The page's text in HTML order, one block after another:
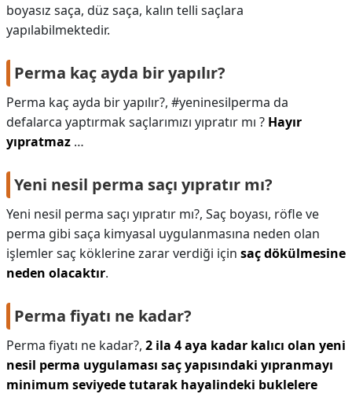
boyasız saça, düz saça, kalın telli saçlara
yapılabilmektedir.
Perma kaç ayda bir yapılır?
Perma kaç ayda bir yapılır?, #yeninesilperma da
defalarca yaptırmak saçlarımızı yıpratır mı ? Hayır
yıpratmaz …
Yeni nesil perma saçı yıpratır mı?
Yeni nesil perma saçı yıpratır mı?, Saç boyası, röfle ve
perma gibi saça kimyasal uygulanmasına neden olan
işlemler saç köklerine zarar verdiği için saç dökülmesine
neden olacaktır.
Perma fiyatı ne kadar?
Perma fiyatı ne kadar?, 2 ila 4 aya kadar kalıcı olan yeni
nesil perma uygulaması saç yapısındaki yıpranmayı
minimum seviyede tutarak hayalindeki buklelere